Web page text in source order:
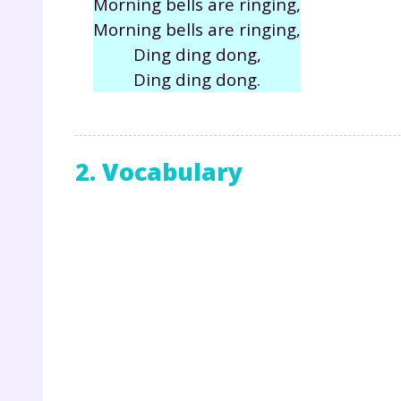
Morning bells are ringing,
Ding ding dong,
Ding ding dong.
2. Vocabulary